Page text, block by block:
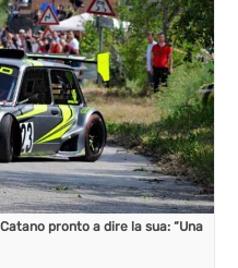
pronto a dire la sua: “Una